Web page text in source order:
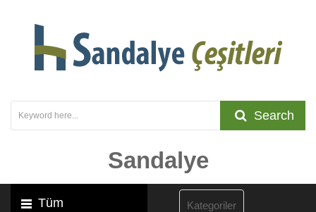
Search
Sandalye
Tüm
Kategoriler